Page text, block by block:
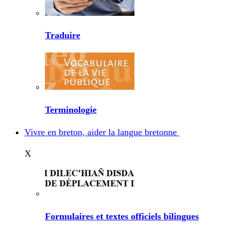
Traduire
Terminologie
Vivre en breton, aider la langue bretonne
X
Formulaires et textes officiels bilingues